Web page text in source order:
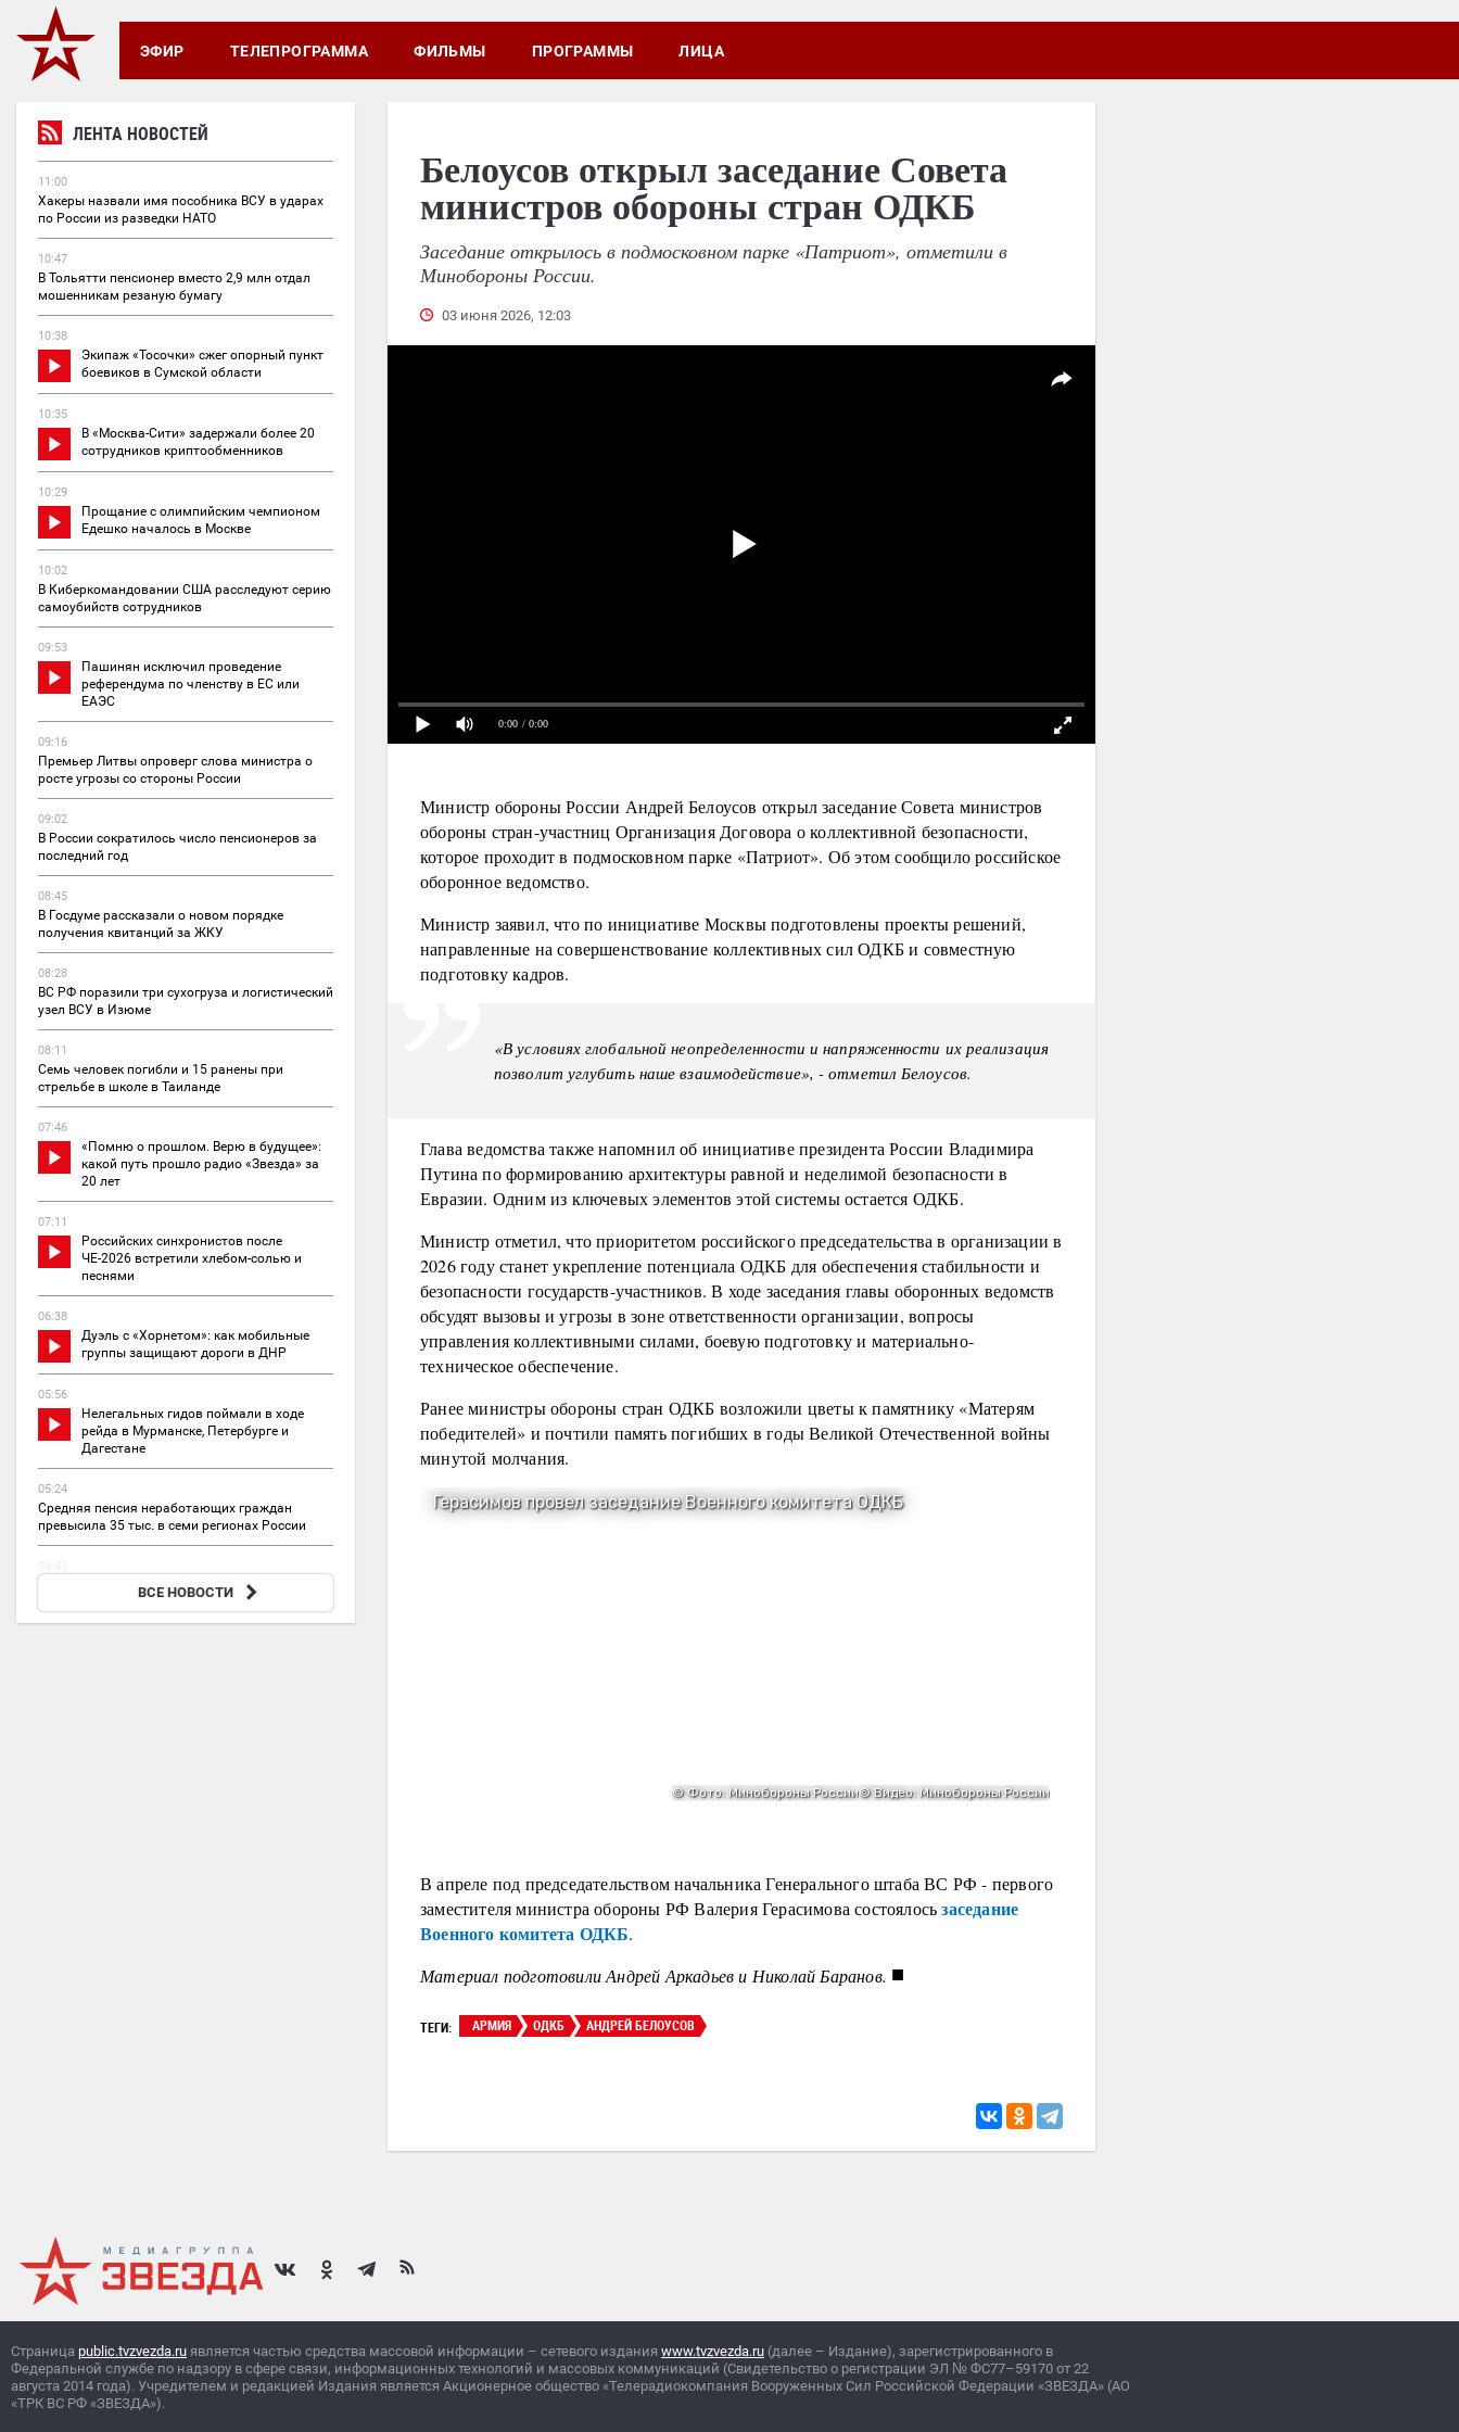
ЭФИР ТЕЛЕПРОГРАММА ФИЛЬМЫ ПРОГРАММЫ ЛИЦА
ЛЕНТА НОВОСТЕЙ
11:00
Хакеры назвали имя пособника ВСУ в ударах
по России из разведки НАТО
10:47
В Тольятти пенсионер вместо 2,9 млн отдал
мошенникам резаную бумагу
10:38
Экипаж «Тосочки» сжег опорный пункт
боевиков в Сумской области
10:35
В «Москва-Сити» задержали более 20
сотрудников криптообменников
10:29
Прощание с олимпийским чемпионом
Едешко началось в Москве
10:02
В Киберкомандовании США расследуют серию
самоубийств сотрудников
09:53
Пашинян исключил проведение
референдума по членству в ЕС или
ЕАЭС
09:16
Премьер Литвы опроверг слова министра о
росте угрозы со стороны России
09:02
В России сократилось число пенсионеров за
последний год
08:45
В Госдуме рассказали о новом порядке
получения квитанций за ЖКУ
08:28
ВС РФ поразили три сухогруза и логистический
узел ВСУ в Изюме
08:11
Семь человек погибли и 15 ранены при
стрельбе в школе в Таиланде
07:46
«Помню о прошлом. Верю в будущее»:
какой путь прошло радио «Звезда» за
20 лет
07:11
Российских синхронистов после
ЧЕ-2026 встретили хлебом-солью и
песнями
06:38
Дуэль с «Хорнетом»: как мобильные
группы защищают дороги в ДНР
05:56
Нелегальных гидов поймали в ходе
рейда в Мурманске, Петербурге и
Дагестане
05:24
Средняя пенсия неработающих граждан
превысила 35 тыс. в семи регионах России
США впервые за 40 лет сократили импорт
нефти из Саудовской Аравии до нуля
ВСЕ НОВОСТИ
Белоусов открыл заседание Совета
министров обороны стран ОДКБ
Заседание открылось в подмосковном парке «Патриот», отметили в
Минобороны России.
03 июня 2026, 12:03
0:00 / 0:00
Министр обороны России Андрей Белоусов открыл заседание Совета министров
обороны стран-участниц Организация Договора о коллективной безопасности,
которое проходит в подмосковном парке «Патриот». Об этом сообщило российское
оборонное ведомство.
Министр заявил, что по инициативе Москвы подготовлены проекты решений,
направленные на совершенствование коллективных сил ОДКБ и совместную
подготовку кадров.
«В условиях глобальной неопределенности и напряженности их реализация
позволит углубить наше взаимодействие», - отметил Белоусов.
Глава ведомства также напомнил об инициативе президента России Владимира
Путина по формированию архитектуры равной и неделимой безопасности в
Евразии. Одним из ключевых элементов этой системы остается ОДКБ.
Министр отметил, что приоритетом российского председательства в организации в
2026 году станет укрепление потенциала ОДКБ для обеспечения стабильности и
безопасности государств-участников. В ходе заседания главы оборонных ведомств
обсудят вызовы и угрозы в зоне ответственности организации, вопросы
управления коллективными силами, боевую подготовку и материально-
техническое обеспечение.
Ранее министры обороны стран ОДКБ возложили цветы к памятнику «Матерям
победителей» и почтили память погибших в годы Великой Отечественной войны
минутой молчания.
В апреле под председательством начальника Генерального штаба ВС РФ - первого
заместителя министра обороны РФ Валерия Герасимова состоялосьзаседание
Военного комитета ОДКБ.
Материал подготовили Андрей Аркадьев и Николай Баранов. ■
ТЕГИ: АРМИЯ ОДКБ АНДРЕЙ БЕЛОУСОВ
Страница public.tvzvezda.ru является частью средства массовой информации – сетевого издания www.tvzvezda.ru (далее – Издание), зарегистрированного в
Федеральной службе по надзору в сфере связи, информационных технологий и массовых коммуникаций (Свидетельство о регистрации ЭЛ № ФС77–59170 от 22
августа 2014 года). Учредителем и редакцией Издания является Акционерное общество «Телерадиокомпания Вооруженных Сил Российской Федерации «ЗВЕЗДА» (АО
«ТРК ВС РФ «ЗВЕЗДА»).